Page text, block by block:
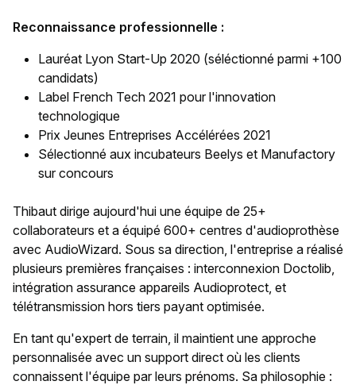
Reconnaissance professionnelle :
Lauréat Lyon Start-Up 2020 (séléctionné parmi +100
candidats)
Label French Tech 2021 pour l'innovation
technologique
Prix Jeunes Entreprises Accélérées 2021
Sélectionné aux incubateurs Beelys et Manufactory
sur concours
Thibaut dirige aujourd'hui une équipe de 25+
collaborateurs et a équipé 600+ centres d'audioprothèse
avec AudioWizard. Sous sa direction, l'entreprise a réalisé
plusieurs premières françaises : interconnexion Doctolib,
intégration assurance appareils Audioprotect, et
télétransmission hors tiers payant optimisée.
En tant qu'expert de terrain, il maintient une approche
personnalisée avec un support direct où les clients
connaissent l'équipe par leurs prénoms. Sa philosophie :